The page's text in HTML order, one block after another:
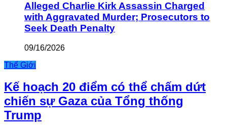
Alleged Charlie Kirk Assassin Charged
with Aggravated Murder; Prosecutors to
Seek Death Penalty
09/16/2026
Thế Giới
Kế hoạch 20 điểm có thể chấm dứt
chiến sự Gaza của Tổng thống
Trump